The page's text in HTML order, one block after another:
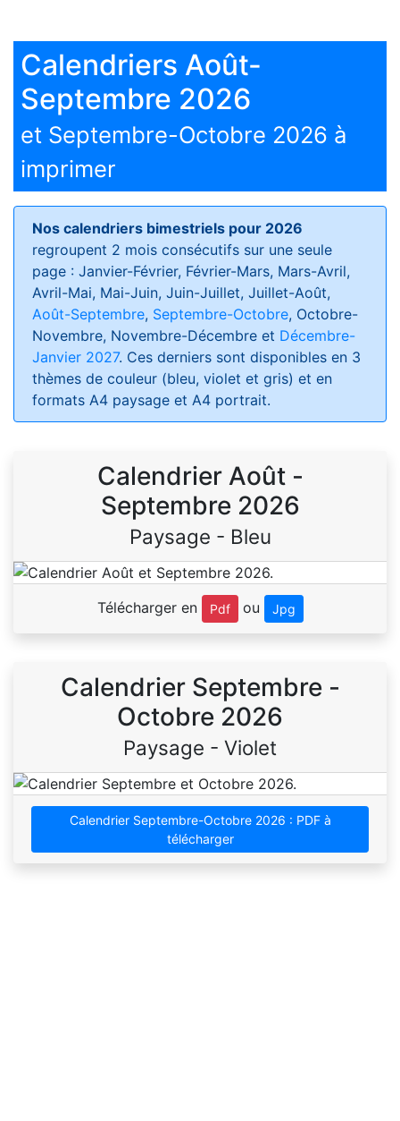
Calendriers Août-
Septembre 2026
et Septembre-Octobre 2026 à
imprimer
Nos calendriers bimestriels pour 2026
regroupent 2 mois consécutifs sur une seule
page : Janvier-Février, Février-Mars, Mars-Avril,
Avril-Mai, Mai-Juin, Juin-Juillet, Juillet-Août,
Août-Septembre, Septembre-Octobre, Octobre-
Novembre, Novembre-Décembre et Décembre-
Janvier 2027. Ces derniers sont disponibles en 3
thèmes de couleur (bleu, violet et gris) et en
formats A4 paysage et A4 portrait.
Calendrier Août -
Septembre 2026
Paysage - Bleu
Télécharger en Pdf ou Jpg
Calendrier Septembre -
Octobre 2026
Paysage - Violet
Calendrier Septembre-Octobre 2026 : PDF à
télécharger